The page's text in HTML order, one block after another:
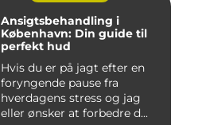
Ansigtsbehandling i
København: Din guide til
perfekt hud
Hvis du er på jagt efter en
foryngende pause fra
hverdagens stress og jag
eller ønsker at forbedre d...